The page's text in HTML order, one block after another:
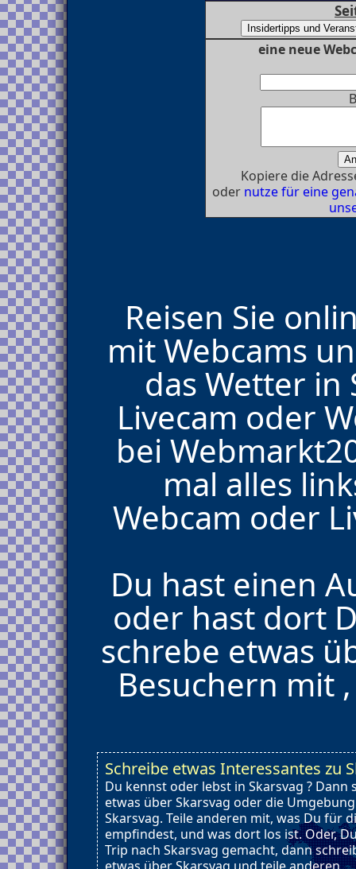
eine neue
Kopiere die
oder nutze für eine
Reisen Sie
mit Webcams
das Wetter in
Livecam oder
bei
mal alles
Webcam oder
Du hast einen
oder hast dort
schrebe etwas
Besuchern mit
Schreibe etwas Interessantes zu
Du kennst oder lebst in Skarsvag ? Dann
etwas über Skarsvag oder die
Skarsvag. Teile anderen mit, was Du für
empfindest, und was dort los ist. Oder,
Trip nach Skarsvag gemacht, dann